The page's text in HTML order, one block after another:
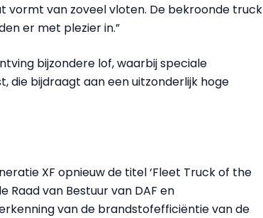
vormt van zoveel vloten. De bekroonde truck
er met plezier in.”
bijzondere lof, waarbij speciale
die bijdraagt aan een uitzonderlijk hoge
XF opnieuw de titel ‘Fleet Truck of the
Raad van Bestuur van DAF en
van de brandstofefficiëntie van de